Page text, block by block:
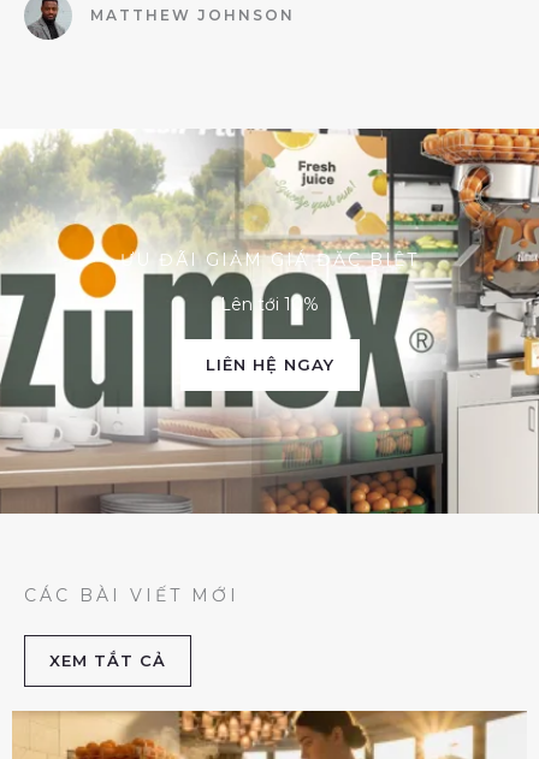
MATTHEW JOHNSON
ƯU ĐÃI GIẢM GIÁ ĐẶC BIỆT
Lên tới 10%
LIÊN HỆ NGAY
CÁC BÀI VIẾT MỚI
XEM TẮT CẢ